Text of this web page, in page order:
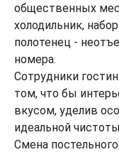
общественных
холодильник,
полотенец -
номера.
Сотрудники
том, что бы
вкусом, уделив
идеальной
Смена